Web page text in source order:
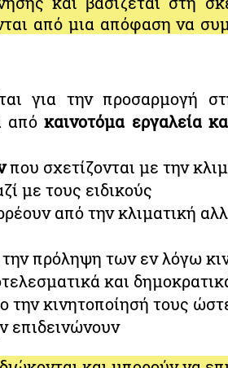
από μια απόφαση να
για την προσαρμογή
απόκαινοτόμα εργαλεία
που σχετίζονται με την
με τους ειδικούς
από την κλιματική
την πρόληψη των εν λόγω
και
την κινητοποίησή τους
επιδεινώνουν